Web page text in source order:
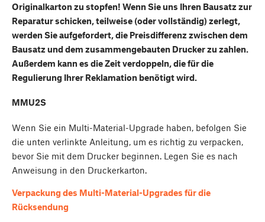
Originalkarton zu stopfen! Wenn Sie uns Ihren Bausatz zur
Reparatur schicken, teilweise (oder vollständig) zerlegt,
werden Sie aufgefordert, die Preisdifferenz zwischen dem
Bausatz und dem zusammengebauten Drucker zu zahlen.
Außerdem kann es die Zeit verdoppeln, die für die
Regulierung Ihrer Reklamation benötigt wird.
MMU2S
Wenn Sie ein Multi-Material-Upgrade haben, befolgen Sie
die unten verlinkte Anleitung, um es richtig zu verpacken,
bevor Sie mit dem Drucker beginnen. Legen Sie es nach
Anweisung in den Druckerkarton.
Verpackung des Multi-Material-Upgrades für die
Rücksendung